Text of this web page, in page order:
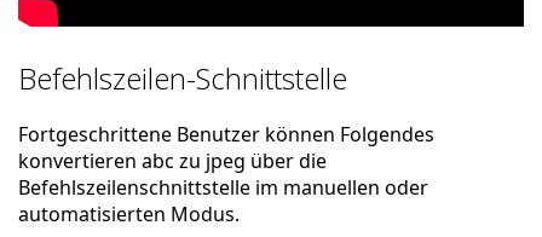
Befehlszeilen-Schnittstelle
Fortgeschrittene Benutzer können Folgendes
konvertieren abc zu jpeg über die
Befehlszeilenschnittstelle im manuellen oder
automatisierten Modus.